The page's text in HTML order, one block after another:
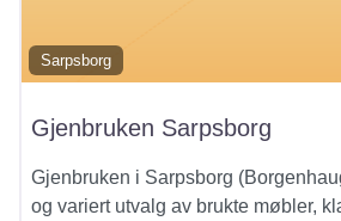
Sarpsborg
Gjenbruken Sarpsborg
Gjenbruken i Sarpsborg
og variert utvalg av brukte møbler,